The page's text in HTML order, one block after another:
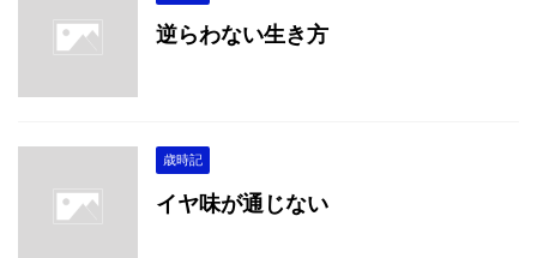
逆らわない生き方
歳時記
イヤ味が通じない